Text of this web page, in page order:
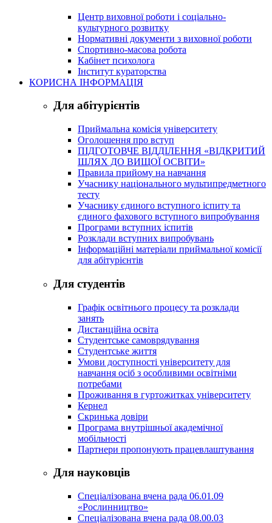
Центр виховної роботи і соціально-
культурного розвитку
Нормативні документи з виховної роботи
Спортивно-масова робота
Кабінет психолога
Інститут кураторства
КОРИСНА ІНФОРМАЦІЯ
Для абітурієнтів
Приймальна комісія університету
Оголошення про вступ
ПІДГОТОВЧЕ ВІДДІЛЕННЯ «ВІДКРИТИЙ
ШЛЯХ ДО ВИЩОЇ ОСВІТИ»
Правила прийому на навчання
Учаснику національного мультипредметного
тесту
Учаснику єдиного вступного іспиту та
єдиного фахового вступного випробування
Програми вступних іспитів
Розклади вступних випробувань
Інформаційні матеріали приймальної комісії
для абітурієнтів
Для студентів
Графік освітнього процесу та розклади
занять
Дистанційна освіта
Студентське самоврядування
Студентське життя
Умови доступності університету для
навчання осіб з особливими освітніми
потребами
Проживання в гуртожитках університету
Кернел
Скринька довіри
Програма внутрішньої академічної
мобільності
Партнери пропонують працевлаштування
Для науковців
Спеціалізована вчена рада 06.01.09
«Рослинництво»
Спеціалізована вчена рада 08.00.03